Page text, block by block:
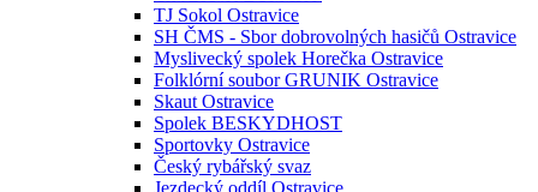
TJ Sokol Ostravice
SH ČMS - Sbor dobrovolných hasičů Ostravice
Myslivecký spolek Horečka Ostravice
Folklórní soubor GRUNIK Ostravice
Skaut Ostravice
Spolek BESKYDHOST
Sportovky Ostravice
Český rybářský svaz
Jezdecký oddíl Ostravice